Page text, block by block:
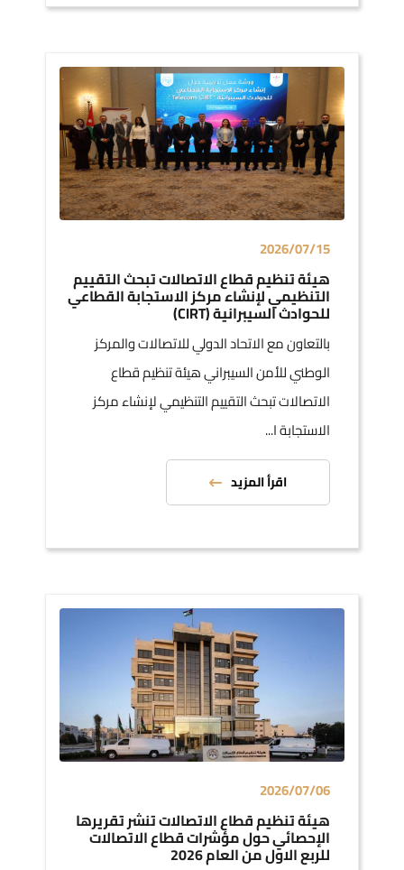
2026/07/15
هيئة تنظيم قطاع الاتصالات تبحث التقييم
التنظيمي لإنشاء مركز الاستجابة القطاعي
للحوادث السيبرانية (CIRT)
بالتعاون مع الاتحاد الدولي للاتصالات والمركز
الوطني للأمن السيبراني هيئة تنظيم قطاع
الاتصالات تبحث التقييم التنظيمي لإنشاء مركز
الاستجابة ا...
اقرأ المزيد
2026/07/06
هيئة تنظيم قطاع الاتصالات تنشر تقريرها
الإحصائي حول مؤشرات قطاع الاتصالات
للربع الاول من العام 2026